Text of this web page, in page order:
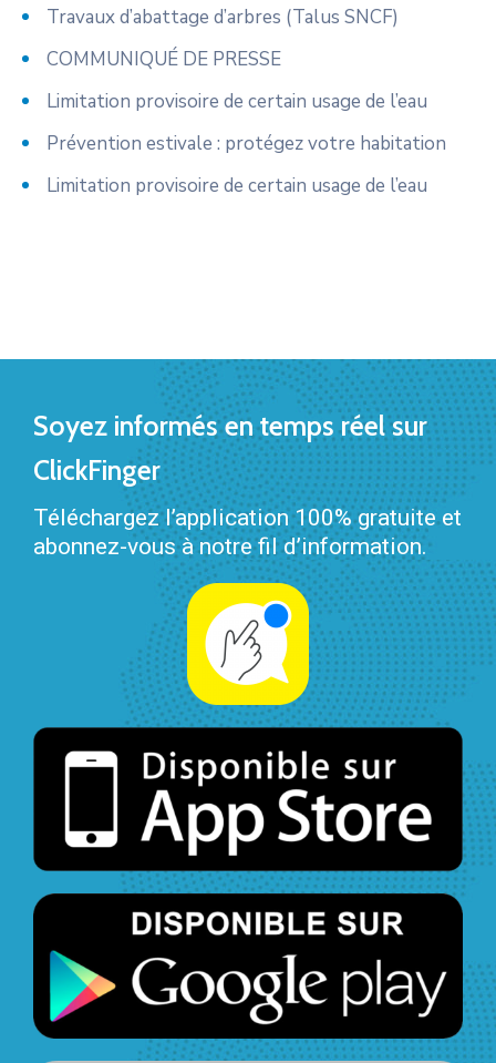
Travaux d’abattage d’arbres (Talus SNCF)
COMMUNIQUÉ DE PRESSE
Limitation provisoire de certain usage de l’eau
Prévention estivale : protégez votre habitation
Limitation provisoire de certain usage de l’eau
Soyez informés en temps réel sur
ClickFinger
Téléchargez l’application 100% gratuite et
abonnez-vous à notre fil d’information.